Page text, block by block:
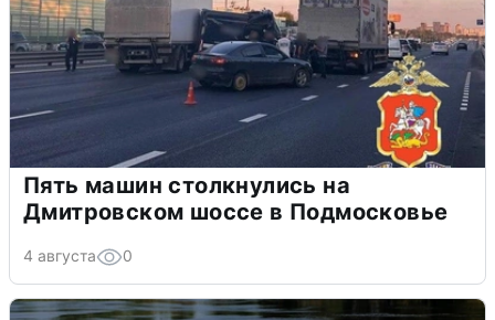
Пять машин столкнулись на
Дмитровском шоссе в Подмосковье
4 августа 0